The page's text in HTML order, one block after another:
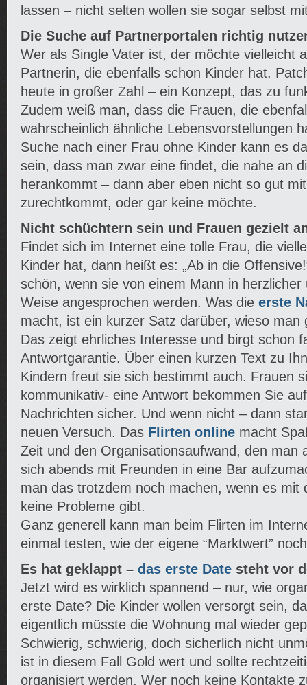
lassen – nicht selten wollen sie sogar selbst
Die Suche auf Partnerportalen richtig
Wer als Single Vater ist, der möchte vielleicht
Partnerin, die ebenfalls schon Kinder hat.
heute in großer Zahl – ein Konzept, das zu
Zudem weiß man, dass die Frauen, die
wahrscheinlich ähnliche Lebensvorstellungen
Suche nach einer Frau ohne Kinder kann es
sein, dass man zwar eine findet, die nahe an
herankommt – dann aber eben nicht so gut
zurechtkommt, oder gar keine möchte.
Nicht schüchtern sein und Frauen gezielt
Findet sich im Internet eine tolle Frau, die
Kinder hat, dann heißt es: „Ab in die
schön, wenn sie von einem Mann in
Weise angesprochen werden. Was die erste
macht, ist ein kurzer Satz darüber, wieso man
Das zeigt ehrliches Interesse und birgt schon
Antwortgarantie. Über einen kurzen Text zu
Kindern freut sie sich bestimmt auch. Frauen
kommunikativ- eine Antwort bekommen Sie
Nachrichten sicher. Und wenn nicht – dann
neuen Versuch. Das Flirten online macht
Zeit und den Organisationsaufwand, den man
sich abends mit Freunden in eine Bar
man das trotzdem noch machen, wenn es mit
keine Probleme gibt.
Ganz generell kann man beim Flirten im
einmal testen, wie der eigene “Marktwert”
Es hat geklappt – das erste Date steht vor
Jetzt wird es wirklich spannend – nur, wie
erste Date? Die Kinder wollen versorgt sein,
eigentlich müsste die Wohnung mal wieder
Schwierig, schwierig, doch sicherlich nicht
ist in diesem Fall Gold wert und sollte
organisiert werden. Wer noch keine Kontakte